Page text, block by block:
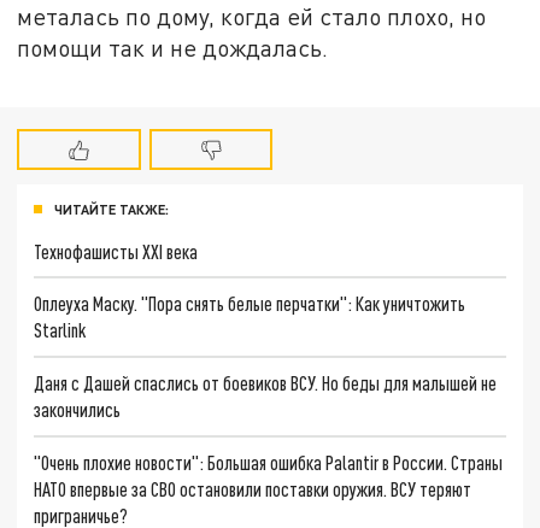
металась по дому, когда ей стало плохо, но
помощи так и не дождалась.
ЧИТАЙТЕ ТАКЖЕ:
Технофашисты XXI века
Оплеуха Маску. "Пора снять белые перчатки": Как уничтожить
Starlink
Даня с Дашей спаслись от боевиков ВСУ. Но беды для малышей не
закончились
"Очень плохие новости": Большая ошибка Palantir в России. Страны
НАТО впервые за СВО остановили поставки оружия. ВСУ теряют
приграничье?